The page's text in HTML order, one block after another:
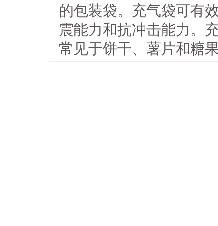
的包装袋。充气袋可有
震能力和抗冲击能力。
常见于饼干、薯片和糖